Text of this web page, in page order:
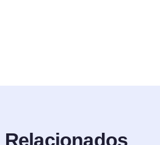
Relacionados